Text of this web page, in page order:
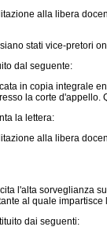
alla libera
stati vice-pretori
dal seguente:
in copia integrale
la corte
la lettera:
alla libera
l'alta sorveglianza
al quale
dai seguenti: